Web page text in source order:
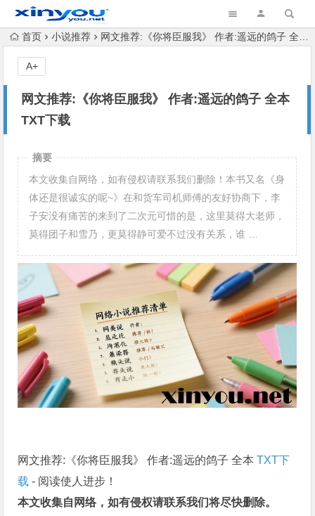
首页 小说推荐 网文推荐:《你将臣服我》 作者:遥远的鸽子 全本 TXT下载
网文推荐:《你将臣服我》 作者:遥远的鸽子 全本
TXT下载
A+
摘要
本文收集自网络，如有侵权请联系我们删除！本书又名《身
体还是很诚实的呢~》在和货车司机师傅的友好协商下，李
子安没有痛苦的来到了二次元可惜的是，这里莫得大老师，
莫得团子和雪乃，更莫得静可爱不过没有关系，谁 …
网文推荐:《你将臣服我》 作者:遥远的鸽子 全本TXT下
载 - 阅读使人进步！
本文收集自网络，如有侵权请联系我们将尽快删除。